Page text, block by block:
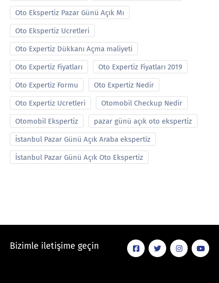
Oto Ekspertiz Pazar Günü Açık Mı
Oto Ekspertiz Ucretleri
Oto Expertiz Dükkanı Açma maliyeti
Oto Expertiz Fiyatları Oto Expertiz Fiyatları 2019
Oto Expertiz Formu Oto Expertiz Nedir
Oto Expertiz Ucretleri Otomobil Checkup Nedir
Otomobil Ekspertiz pazar günü açık oto ekspertiz
İstanbul Pazar Günü Açık Araba ekspertiz
İstanbul Pazar Günü Açık Oto Ekspertiz
Bizimle iletişime geçin